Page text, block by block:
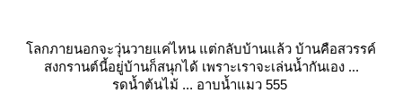
ลกภายนอกจะวุ่นวายแค่ไหน แต่กลับบ้านแล้ว บ้านคือสวรรค์
สงกรานต์นี้อยู่บ้านก็สนุกได้ เพราะเราจะเล่นน้ำกันเอง ...
รดน้ำต้นไม้ ... อาบน้ำแมว 555